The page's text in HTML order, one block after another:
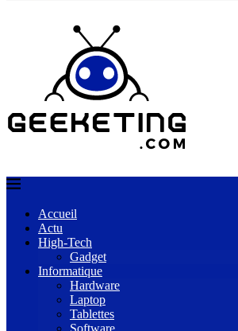
Accueil
Actu
High-Tech
Gadget
Informatique
Hardware
Laptop
Tablettes
Software